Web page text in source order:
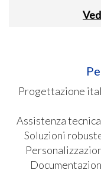
Progettazione
Assistenza
Soluzioni